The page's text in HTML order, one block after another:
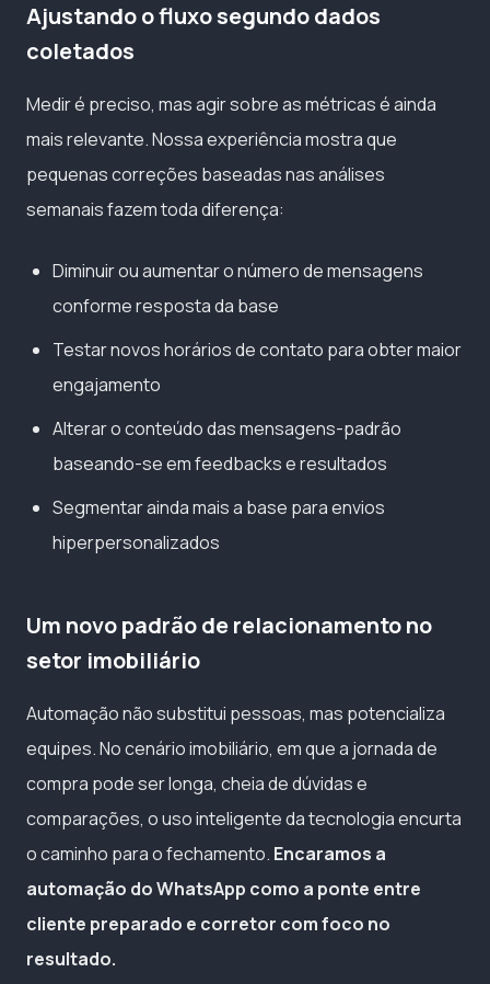
Ajustando o fluxo segundo dados
coletados
Medir é preciso, mas agir sobre as métricas é ainda
mais relevante. Nossa experiência mostra que
pequenas correções baseadas nas análises
semanais fazem toda diferença:
Diminuir ou aumentar o número de mensagens
conforme resposta da base
Testar novos horários de contato para obter maior
engajamento
Alterar o conteúdo das mensagens-padrão
baseando-se em feedbacks e resultados
Segmentar ainda mais a base para envios
hiperpersonalizados
Um novo padrão de relacionamento no
setor imobiliário
Automação não substitui pessoas, mas potencializa
equipes. No cenário imobiliário, em que a jornada de
compra pode ser longa, cheia de dúvidas e
comparações, o uso inteligente da tecnologia encurta
o caminho para o fechamento. Encaramos a
automação do WhatsApp como a ponte entre
cliente preparado e corretor com foco no
resultado.